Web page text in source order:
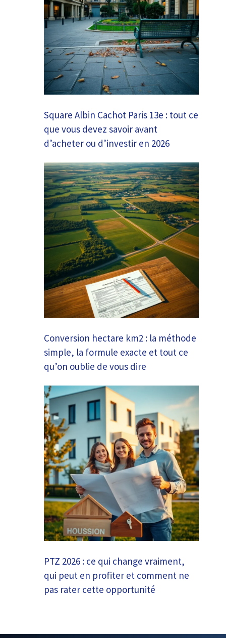
Square Albin Cachot Paris 13e : tout ce
que vous devez savoir avant
d’acheter ou d’investir en 2026
Conversion hectare km2 : la méthode
simple, la formule exacte et tout ce
qu’on oublie de vous dire
PTZ 2026 : ce qui change vraiment,
qui peut en profiter et comment ne
pas rater cette opportunité